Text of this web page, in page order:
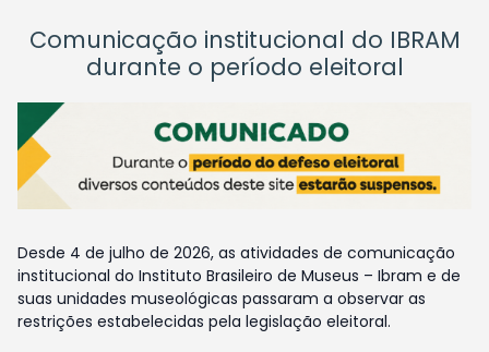
Comunicação institucional do IBRAM
durante o período eleitoral
Desde 4 de julho de 2026, as atividades de comunicação
institucional do Instituto Brasileiro de Museus – Ibram e de
suas unidades museológicas passaram a observar as
restrições estabelecidas pela legislação eleitoral.